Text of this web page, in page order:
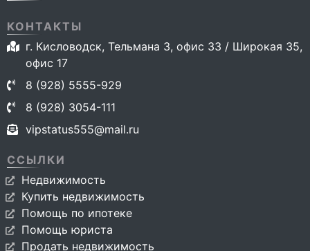
КОНТАКТЫ
г. Кисловодск, Тельмана 3, офис 33 / Широкая 35,
офис 17
8 (928) 5555-929
8 (928) 3054-111
vipstatus555@mail.ru
ССЫЛКИ
Недвижимость
Купить недвижимость
Помощь по ипотеке
Помощь юриста
Продать недвижимость